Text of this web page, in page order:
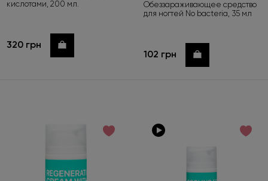
кислотами, 200 мл.
320 грн Купить
Обеззараживающее средство
для ногтей No bacteria, 35 мл
102 грн Купить